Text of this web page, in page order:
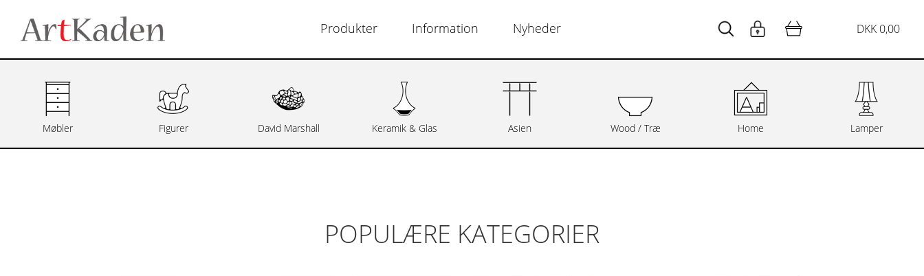
Produkter Information Nyheder DKK 0,00
Møbler Figurer David Marshall Keramik & Glas Asien Wood / Træ Home Lamper
POPULÆRE KATEGORIER